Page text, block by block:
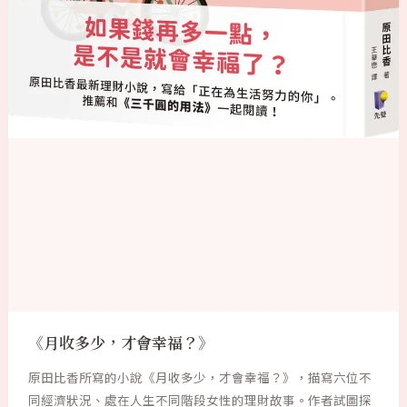
《月收多少，才會幸福？》
原田比香所寫的小說《月收多少，才會幸福？》，描寫六位不
同經濟狀況、處在人生不同階段女性的理財故事。作者試圖探